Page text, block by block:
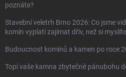
poznáte?
Stavební veletrh Brno 2026: Co jsme
komín vyplatí zajímat dřív, než si myslíte
Budoucnost komínů a kamen po roce
Topí vaše kamna zbytečně pánubohu